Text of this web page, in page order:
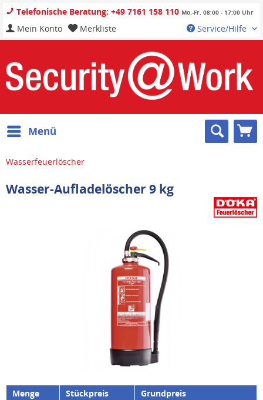
Telefonische Beratung: +49 7161 158 110 Mo.-Fr. 08:00 - 17:00 Uhr
Service/Hilfe
Mein Konto Merkliste
Menü
Wasserfeuerlöscher
Wasser-Aufladelöscher 9 kg
Menge Stückpreis
Grundpreis